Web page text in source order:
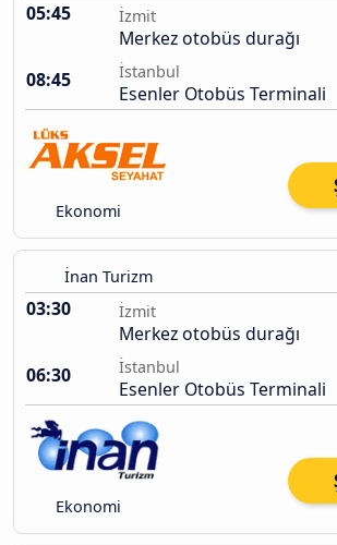
05:45 İzmit
Merkez otobüs durağı
08:45
İstanbul
Esenler Otobüs Terminali
Ekonomi
İnan Turizm
03:30 İzmit
Merkez otobüs durağı
06:30
İstanbul
Esenler Otobüs Terminali
Ekonomi